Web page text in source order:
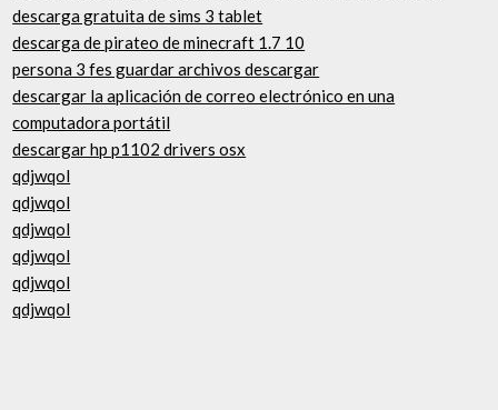
descarga gratuita de sims 3 tablet
descarga de pirateo de minecraft 1.7 10
persona 3 fes guardar archivos descargar
descargar la aplicación de correo electrónico en una
computadora portátil
descargar hp p1102 drivers osx
qdjwqol
qdjwqol
qdjwqol
qdjwqol
qdjwqol
qdjwqol